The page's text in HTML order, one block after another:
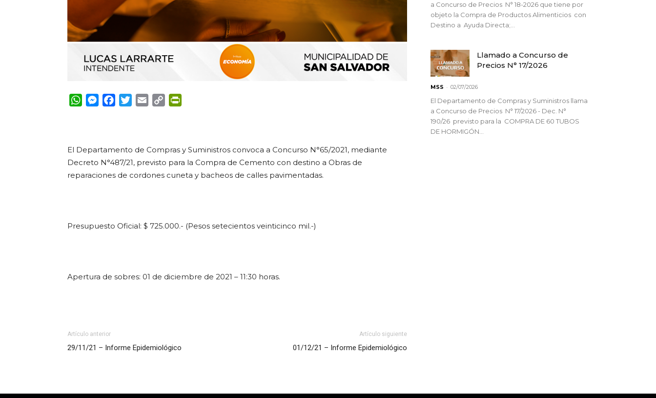
WhatsApp
Messenger
FacebookTwitterEmail Copy
El Departamento de Compras y Suministros convoca a Concurso N°65/2021, mediante
Decreto N°487/21, previsto para la Compra de Cemento con destino a Obras de
reparaciones de cordones cuneta y bacheos de calles pavimentadas.
Presupuesto Oficial: $ 725.000.- (Pesos setecientos veinticinco mil.-)
Apertura de sobres: 01 de diciembre de 2021 – 11:30 horas.
Artículo anterior
29/11/21 – Informe Epidemiológico
Artículo siguiente
01/12/21 – Informe Epidemiológico
a Concurso de Precios N° 18-2026 que tiene por
objeto la Compra de Productos Alimenticios con
Destino a Ayuda Directa;...
Llamado a Concurso de
Precios N° 17/2026
MSS - 02/07/2026
El Departamento de Compras y Suministros llama
a Concurso de Precios N° 17/2026 - Dec. N°
190/26 previsto para la COMPRA DE 60 TUBOS
DE HORMIGÓN...